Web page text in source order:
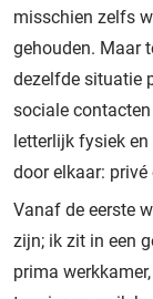
misschien zelfs
gehouden. Maar
dezelfde situatie
sociale
letterlijk fysiek
door elkaar: privé
Vanaf de eerste
zijn; ik zit in een
prima